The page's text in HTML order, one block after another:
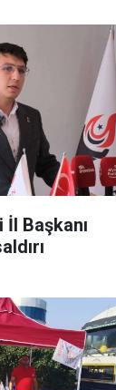
Başkanı